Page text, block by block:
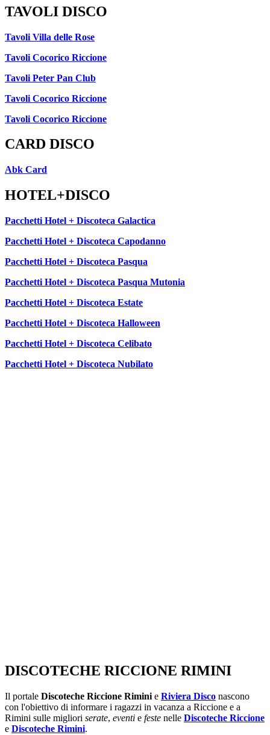
TAVOLI DISCO
Tavoli Villa delle Rose
Tavoli Cocorico Riccione
Tavoli Peter Pan Club
Tavoli Cocorico Riccione
Tavoli Cocorico Riccione
CARD DISCO
Abk Card
HOTEL+DISCO
Pacchetti Hotel + Discoteca Galactica
Pacchetti Hotel + Discoteca Capodanno
Pacchetti Hotel + Discoteca Pasqua
Pacchetti Hotel + Discoteca Pasqua Mutonia
Pacchetti Hotel + Discoteca Estate
Pacchetti Hotel + Discoteca Halloween
Pacchetti Hotel + Discoteca Celibato
Pacchetti Hotel + Discoteca Nubilato
DISCOTECHE RICCIONE RIMINI
Il portale Discoteche Riccione Rimini e Riviera Disco nascono
con l'obiettivo di informare i ragazzi in vacanza a Riccione e a
Rimini sulle migliori serate, eventi e feste nelle Discoteche Riccione
e Discoteche Rimini.